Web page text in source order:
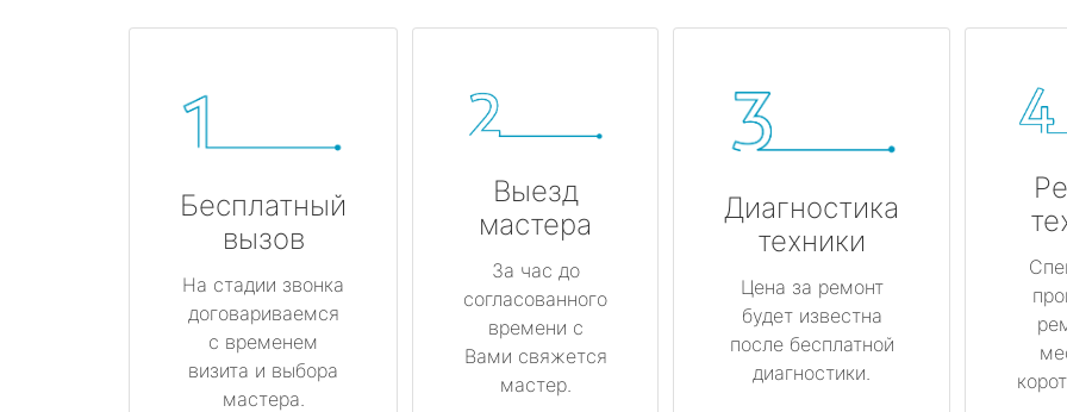
Бесплатный
вызов
На стадии звонка
договариваемся
с временем
визита и выбора
мастера.
Выезд
мастера
За час до
согласованного
времени с
Вами свяжется
мастер.
Диагностика
техники
Цена за ремонт
будет известна
после бесплатной
диагностики.